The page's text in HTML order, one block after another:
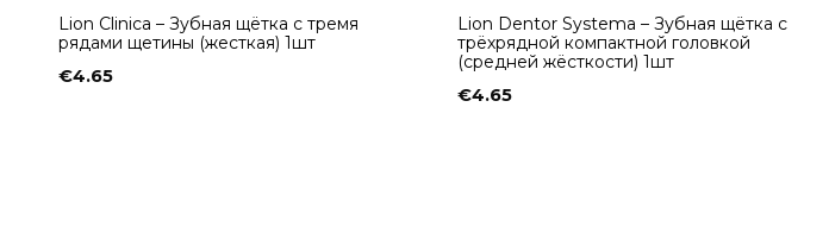
Lion Clinica – Зубная щётка с тремя
рядами щетины (жесткая) 1шт
€4.65
Lion Dentor Systema – Зубная щётка с
трёхрядной компактной головкой
(средней жёсткости) 1шт
€4.65